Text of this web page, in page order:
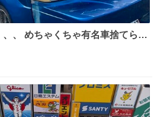
、 めちゃくちゃ有名車捨てられ
だし、、 中も何にも残ってない
で数十年お疲れ様でした、、 #バ